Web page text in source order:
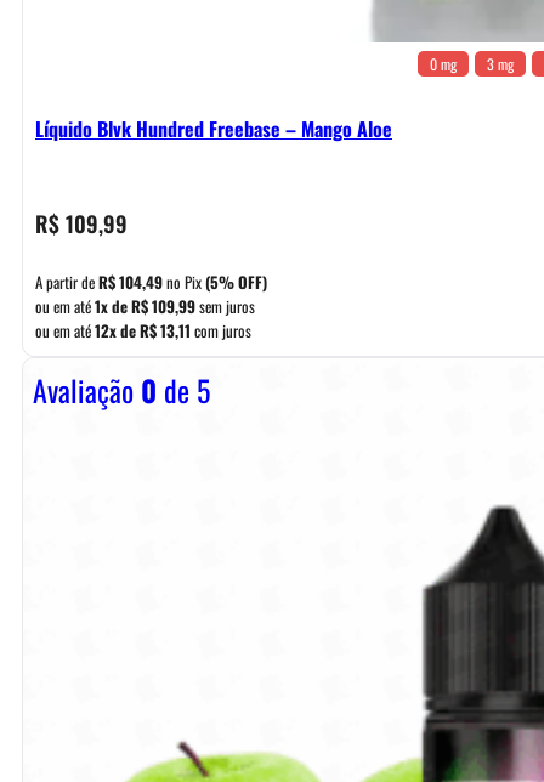
0 mg 3 mg
Líquido Blvk Hundred Freebase – Mango Aloe
R$109,99
A partir deR$104,49no Pix(5% OFF)
ou em até1x deR$109,99sem juros
ou em até12x deR$13,11 com juros
Avaliação0 de 5